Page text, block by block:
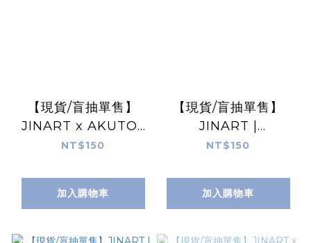
【現貨/盲抽單售】
JINART x AKUTOY
NT$150
加入購物車
【現貨/盲抽單售】
JINART |
ULTRAMAN 聯名 -
集結公仔⚡ (全套16款)
NT$150
加入購物車